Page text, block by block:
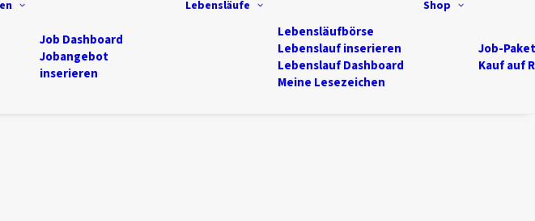
Job Dashboard
Jobangebot
inserieren
Lebensläufe
Lebensläufbörse
Lebenslauf inserieren
Lebenslauf Dashboard
Meine Lesezeichen
Shop
Job-
Kauf auf